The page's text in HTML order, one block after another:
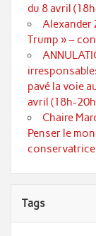
du 8 avril
Alexander
Trump » –
pavé la voie
avril (18h-
Chaire
Penser le
conservatrice
Tags